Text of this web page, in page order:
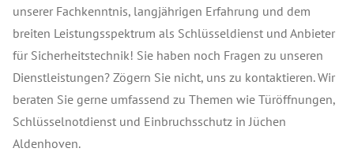
unserer Fachkenntnis, langjährigen Erfahrung und dem
breiten Leistungsspektrum als Schlüsseldienst und Anbieter
für Sicherheitstechnik! Sie haben noch Fragen zu unseren
Dienstleistungen? Zögern Sie nicht, uns zu kontaktieren. Wir
beraten Sie gerne umfassend zu Themen wie Türöffnungen,
Schlüsselnotdienst und Einbruchsschutz in Jüchen
Aldenhoven.